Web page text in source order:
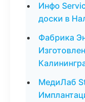
Инфо
доски в
Фабрика
МедиЛаб